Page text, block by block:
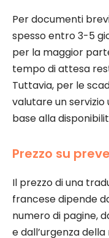
Per documenti
spesso entro 3-5
per la maggior
tempo di attesa
Tuttavia, per le
valutare un
base alla
Prezzo su
Il prezzo di una
francese dipende
numero di pagine,
e dall’urgenza